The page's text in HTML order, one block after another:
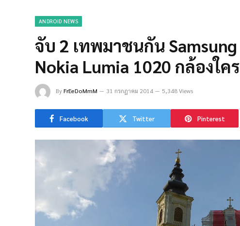
ANDROID NEWS
จับ 2 เทพมาชนกัน Samsung
Nokia Lumia 1020 กล้องใ
ByFrEeDoMmM 31 กรกฎาคม 2014 5,348 Views
Facebook Twitter Pinterest